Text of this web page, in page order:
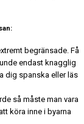
begränsade. Få
endast knagglig
dig spanska eller läs
så måste man vara
köra inne i byarna